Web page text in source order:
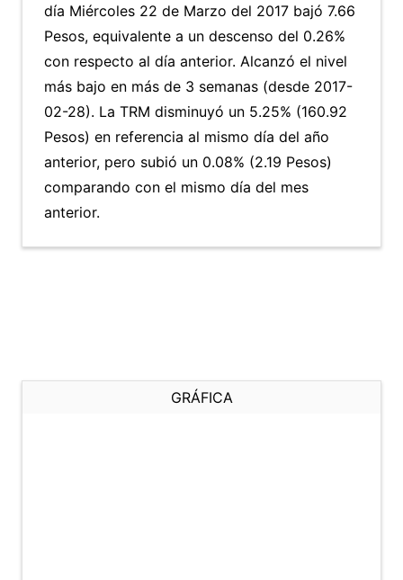
día Miércoles 22 de Marzo del 2017 bajó 7.66
Pesos, equivalente a un descenso del 0.26%
con respecto al día anterior. Alcanzó el nivel
más bajo en más de 3 semanas (desde 2017-
02-28). La TRM disminuyó un 5.25% (160.92
Pesos) en referencia al mismo día del año
anterior, pero subió un 0.08% (2.19 Pesos)
comparando con el mismo día del mes
anterior.
GRÁFICA